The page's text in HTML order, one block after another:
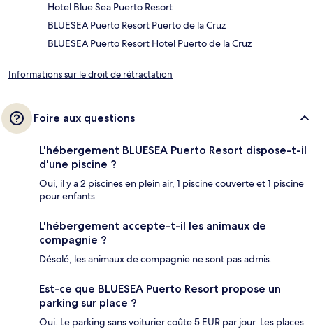
Hotel Blue Sea Puerto Resort
BLUESEA Puerto Resort Puerto de la Cruz
BLUESEA Puerto Resort Hotel Puerto de la Cruz
Informations sur le droit de rétractation
Foire aux questions
L'hébergement BLUESEA Puerto Resort dispose-t-il
d'une piscine ?
Oui, il y a 2 piscines en plein air, 1 piscine couverte et 1 piscine
pour enfants.
L'hébergement accepte-t-il les animaux de
compagnie ?
Désolé, les animaux de compagnie ne sont pas admis.
Est-ce que BLUESEA Puerto Resort propose un
parking sur place ?
Oui. Le parking sans voiturier coûte 5 EUR par jour. Les places